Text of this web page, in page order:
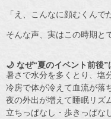
「え、こんなに顔むくん
そんな声、実はこの時期と
🌙 なぜ“夏のイベント前後
暑さで水分を多くとり、塩
冷房で体が冷えて血流が落
夜の外出が増えて睡眠リズ
立ちっぱなし・歩きっぱな